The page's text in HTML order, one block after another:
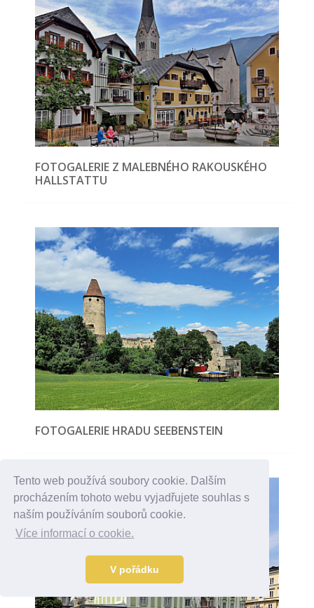
Tento web používá soubory cookie. Dalším
procházením tohoto webu vyjadřujete souhlas s
naším používáním souborů cookie.
Více informací o cookie.
V pořádku
FOTOGALERIE Z MALEBNÉHO RAKOUSKÉHO
HALLSTATTU
FOTOGALERIE HRADU SEEBENSTEIN